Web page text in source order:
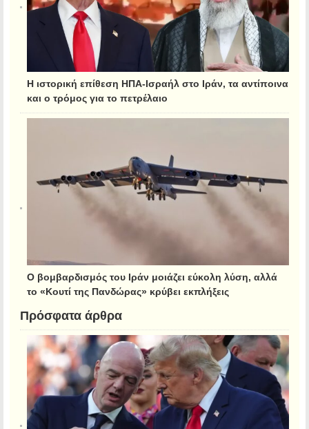
Η ιστορική επίθεση ΗΠΑ-Ισραήλ στο Ιράν, τα αντίποινα
και ο τρόμος για το πετρέλαιο
Ο βομβαρδισμός του Ιράν μοιάζει εύκολη λύση, αλλά
το «Κουτί της Πανδώρας» κρύβει εκπλήξεις
Πρόσφατα άρθρα